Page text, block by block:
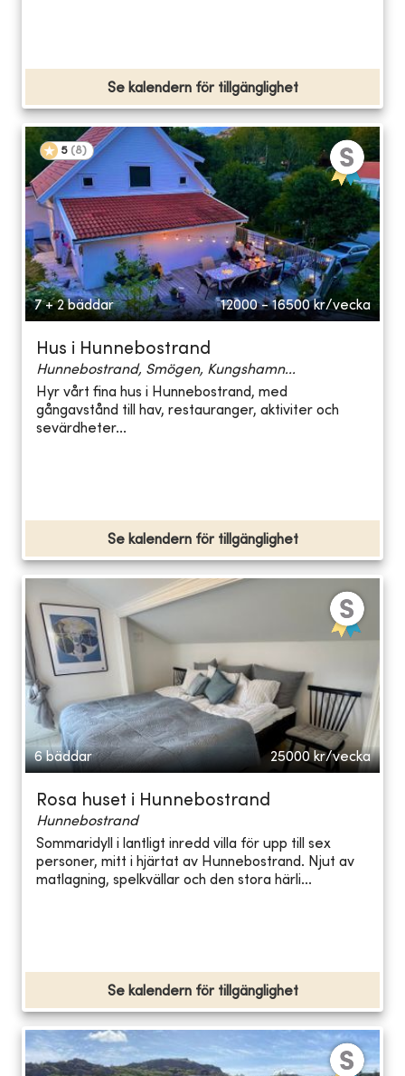
Se kalendern för tillgänglighet
5 (8)
7 + 2 bäddar 12000 - 16500 kr/vecka
Hus i Hunnebostrand
Hunnebostrand, Smögen, Kungshamn...
Hyr vårt fina hus i Hunnebostrand, med
gångavstånd till hav, restauranger, aktiviter och
sevärdheter...
Se kalendern för tillgänglighet
6 bäddar 25000 kr/vecka
Rosa huset i Hunnebostrand
Hunnebostrand
Sommaridyll i lantligt inredd villa för upp till sex
personer, mitt i hjärtat av Hunnebostrand. Njut av
matlagning, spelkvällar och den stora härli...
Se kalendern för tillgänglighet